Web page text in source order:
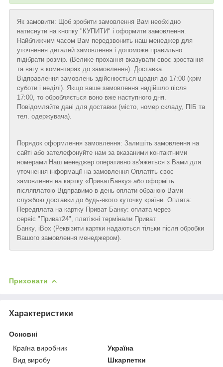
Як замовити: Щоб зробити замовлення Вам необхідно
натиснути на кнопку "КУПИТИ" і оформити замовлення.
Найближчим часом Вам передзвонить наш менеджер для
уточнення деталей замовлення і допоможе правильно
підібрати розмір. (Велике прохання вказувати своє зростання
та вагу в коментарях до замовлення). Доставка:
Відправлення замовлень здійснюється щодня до 17:00 (крім
суботи і неділі). Якщо ваше замовлення надійшло після
17:00, то обробляється воно вже наступного дня.
Повідомляйте дані для доставки (місто, номер складу, ПІБ та
тел. одержувача).
Порядок оформлення замовлення: Залишіть замовлення на
сайті або зателефонуйте нам за вказаними контактними
номерами Наш менеджер оперативно зв'яжеться з Вами для
уточнення інформації на замовлення Оплатіть своє
замовлення на картку «ПриватБанку» або оформіть
післяплатою Відправимо в день оплати обраною Вами
службою доставки до будь-якого куточку країни. Оплата:
Передплата на картку Приват Банку: оплата через
сервіс "Приват24", платіжні термінали Приват
Банку, iBox (Реквізити картки надаються тільки після обробки
Вашого замовлення менеджером).
Приховати
Характеристики
Основні
Країна виробник
Україна
Вид виробу
Шкарпетки